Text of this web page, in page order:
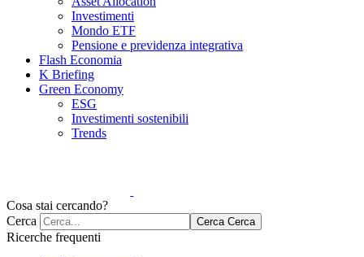
Investimenti
Mondo ETF
Pensione e previdenza integrativa
Flash Economia
K Briefing
Green Economy
ESG
Investimenti sostenibili
Trends
Cosa stai cercando?
Cerca
Cerca Cerca
Ricerche frequenti